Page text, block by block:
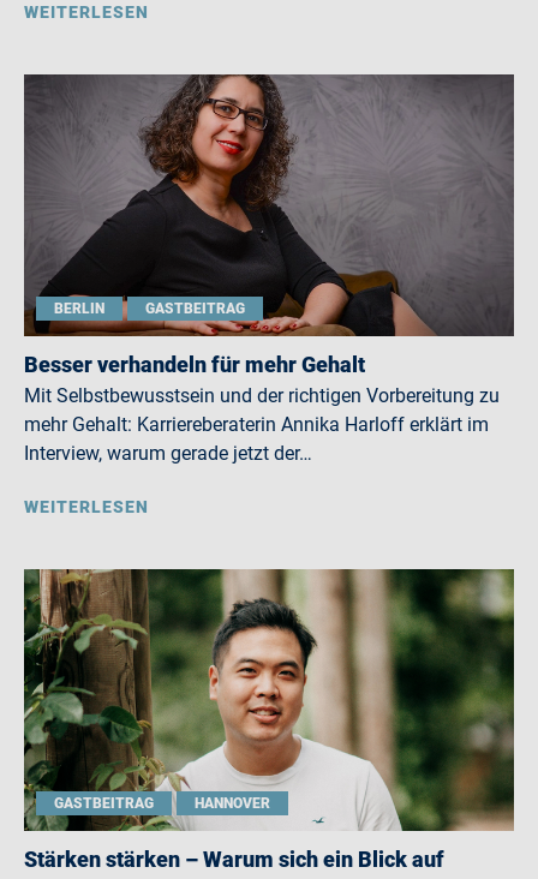
WEITERLESEN
BERLIN GASTBEITRAG
Besser verhandeln für mehr Gehalt
Mit Selbstbewusstsein und der richtigen Vorbereitung zu
mehr Gehalt: Karriereberaterin Annika Harloff erklärt im
Interview, warum gerade jetzt der…
WEITERLESEN
GASTBEITRAG HANNOVER
Stärken stärken – Warum sich ein Blick auf